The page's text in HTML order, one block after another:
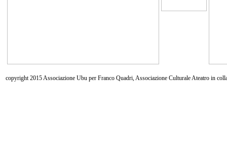
copyright 2015 Associazione Ubu per Franco Quadri, Associazione Culturale Ateatro in